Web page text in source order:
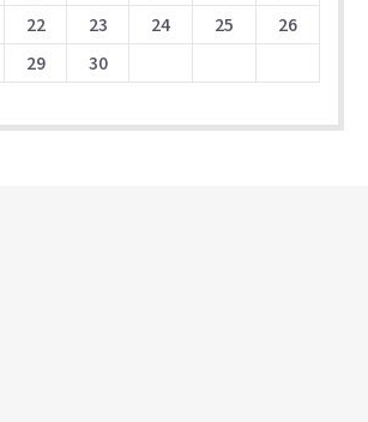
22 23 24 25
26
29 30